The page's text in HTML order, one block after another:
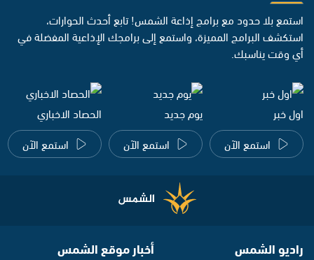
استمع بلا حدود مع برامج إذاعة الشمس! تابع أحدث الحوارات،
استكشف البرامج المميزة، واستمع إلى برامجك الإذاعية المفضلة في
أي وقت يناسبك.
اول خبر
استمع الآن
يوم جديد
استمع الآن
الحصاد الاخباري
استمع الآن
راديو الشمس أخبار موقع الشمس